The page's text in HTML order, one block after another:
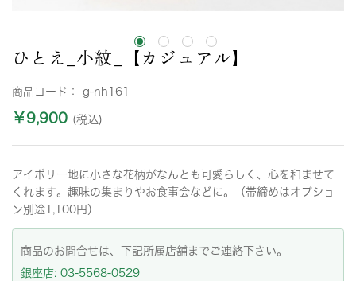
ひとえ_小紋_【カジュアル】
商品コード： g-nh161
￥9,900 (税込)
アイボリー地に小さな花柄がなんとも可愛らしく、心を和ませて
くれます。趣味の集まりやお食事会などに。（帯締めはオプショ
ン別途1,100円）
商品のお問合せは、下記所属店舗までご連絡下さい。
銀座店: 03-5568-0529